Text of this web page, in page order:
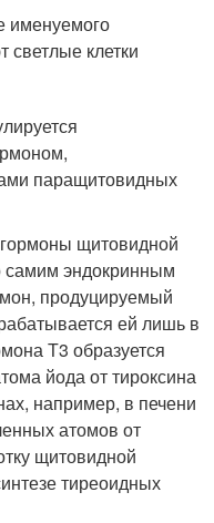
именуемого
светлые клетки
паращитовидных
щитовидной
самим эндокринным
продуцируемый
ей лишь в
Т3 образуется
йода от тироксина
например, в печени
атомов от
щитовидной
тиреоидных